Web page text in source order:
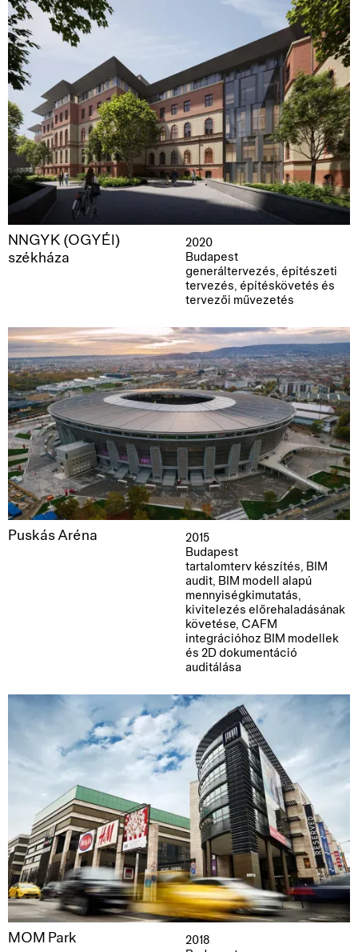
NNGYK (OGYÉI)
székháza
2020
Budapest
generáltervezés, építészeti
tervezés, építéskövetés és
tervezői művezetés
Puskás Aréna
2015
Budapest
tartalomterv készítés, BIM
audit, BIM modell alapú
mennyiségkimutatás,
kivitelezés előrehaladásának
követése, CAFM
integrációhoz BIM modellek
és 2D dokumentáció
auditálása
MOM Park
2018